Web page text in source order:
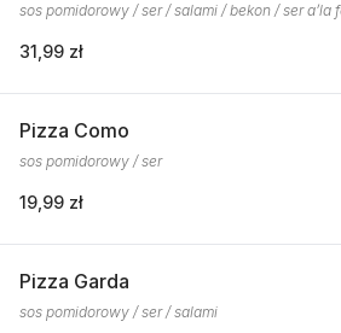
sos pomidorowy / ser / salami / bekon / ser a’la
31,99 zł
Pizza Como
sos pomidorowy / ser
19,99 zł
Pizza Garda
sos pomidorowy / ser / salami